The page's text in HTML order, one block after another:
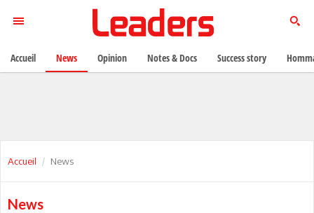
Accueil News
News
Accueil News Opinion Notes & Docs Success story